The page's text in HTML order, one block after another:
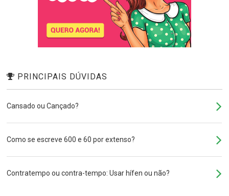
PRINCIPAIS DÚVIDAS
Cansado ou Cançado?
Como se escreve 600 e 60 por extenso?
Contratempo ou contra-tempo: Usar hífen ou não?